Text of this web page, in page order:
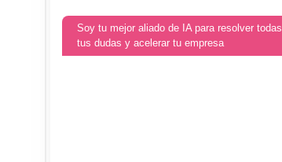
Soy tu mejor aliado de IA para resolver todas
tus dudas y acelerar tu empresa